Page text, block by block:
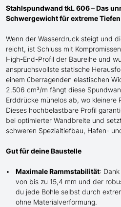
Stahlspundwand tkL 606 – Das
Schwergewicht fürextreme
Wenn der Wasserdruck steigt und
reicht, ist Schluss mit
High-End-Profil der Baureihe und
anspruchsvollste statische
einem überragenden elastischen
2.506 cm³/m fängt diese
Erddrücke mühelos ab, wo kleinere
Dieses hochbelastbare Profil
bei optimierter Wandbreite und
schweren Spezialtiefbau, Hafen-
Gut für deine Baustelle
Maximale Rammstabilität:
von bis zu 15,4 mm und der
du jede Bohle selbst durch
ohne Materialverformung.